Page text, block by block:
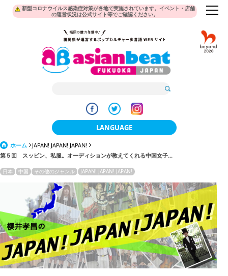
新型コロナウイルス感染症対策が各地で実施されています。イベント・店舗
の運営状況は公式サイト等でご確認ください。
LANGUAGE
한국어
簡体中文
繁體中文
English
ภาษาไทย
tiéng Viêt
ホーム
JAPAN! JAPAN! JAPAN!
第５回 スッピン、私服。オーディションが教えてくれる中国女子...
日本 中国 その他のジャンル JAPAN! JAPAN! JAPAN!